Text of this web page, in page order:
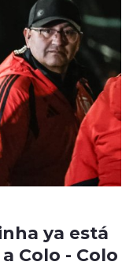
ya está
Colo - Colo